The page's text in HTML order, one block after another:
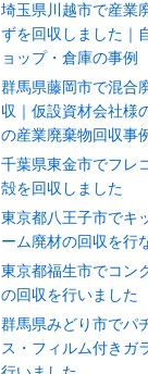
埼玉県川越市で産業
ずを回収しました｜
ョップ・倉庫の事例
群馬県藤岡市で混合
収｜仮設資材会社様
の産業廃棄物回収事
千葉県東金市でフレ
殻を回収しました
東京都八王子市でキ
ーム廃材の回収を行
東京都福生市でコン
の回収を行いました
群馬県みどり市でパ
ス・フィルム付きガ